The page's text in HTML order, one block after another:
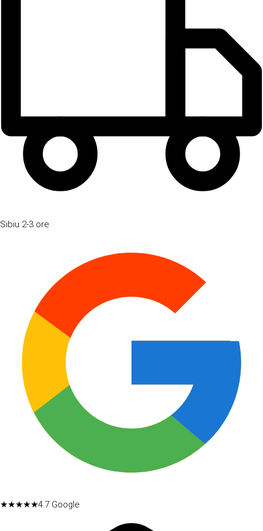
Sibiu 2-3 ore
★★★★★4.7 Google